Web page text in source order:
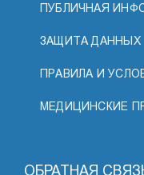
ПУБЛИЧНАЯ
ЗАЩИТА ДАННЫХ
ПРАВИЛА И
МЕДИЦИНСКИЕ
ОБРАТНАЯ